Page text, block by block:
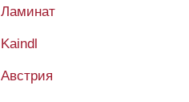
Ламинат
Kaindl
Австрия